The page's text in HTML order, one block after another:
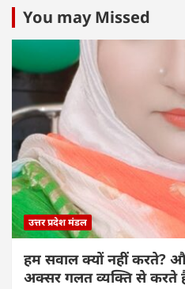
s
A
p
p
e
b
o
o
k
er e
dI
n
You may Missed
उत्तर प्रदेश मंडल
हम सवाल क्यों नहीं करते?
अक्सर गलत व्यक्ति से करते